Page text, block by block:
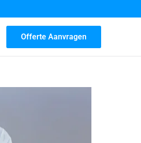
Offerte Aanvragen